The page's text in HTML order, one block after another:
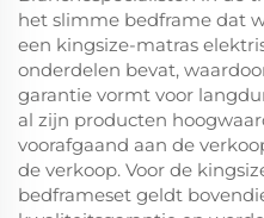
het slimme bedframe dat
een kingsize-matras
onderdelen bevat,
garantie vormt voor
al zijn producten
voorafgaand aan de
de verkoop. Voor de
bedframeset geldt